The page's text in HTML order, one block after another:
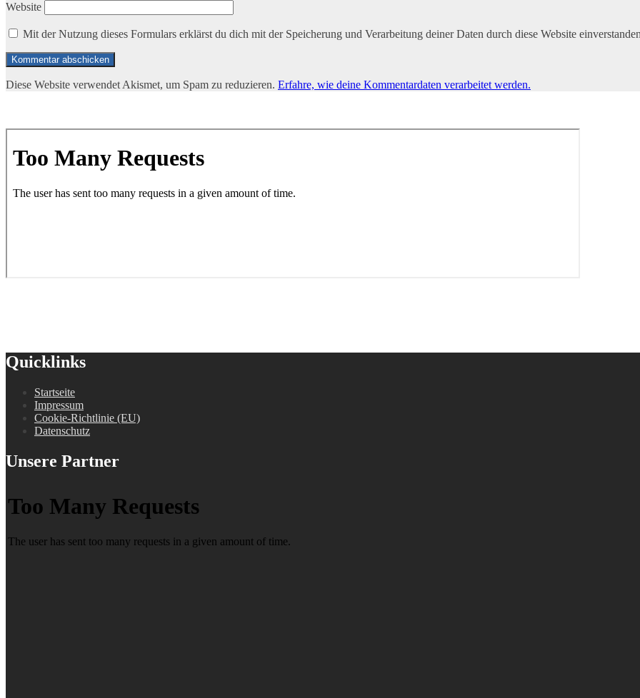
Website
Mit der Nutzung dieses Formulars erklärst du dich mit der Speicherung und Verarbeitung deiner Daten durch diese Website
Diese Website verwendet Akismet, um Spam zu reduzieren. Erfahre, wie deine Kommentardaten verarbeitet werden.
Quicklinks
Startseite
Impressum
Cookie-Richtlinie (EU)
Datenschutz
Unsere Partner